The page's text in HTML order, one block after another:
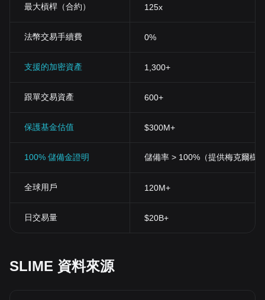
結論
Snail Trail都有可能成為你的關注焦點。這個新興的加密貨幣所帶來
最大槓桿（合約） 125x
法幣交易手續費 0%
支援的加密資產 1,300+
跟單交易資產 600+
保護基金估值 $300M+
100% 儲備金證明 儲備率 > 100%（提供梅克爾樹
全球用戶 120M+
日交易量 $20B+
SLIME 資料來源